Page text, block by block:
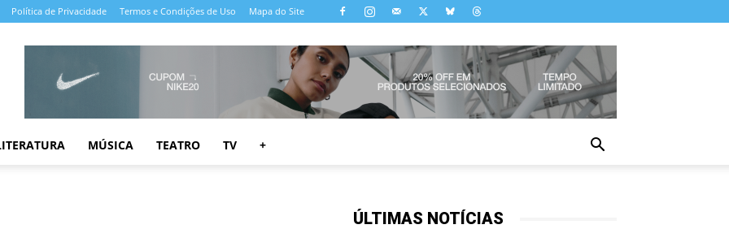
Política de Privacidade Termos e Condições de Uso Mapa do Site
MÚSICA TEATRO TV +
ÚLTIMAS NOTÍCIAS